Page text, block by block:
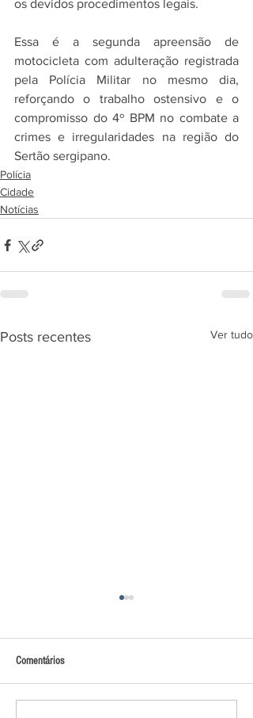
os devidos procedimentos legais.
Essa é a segunda apreensão de
motocicleta com adulteração registrada
pela Polícia Militar no mesmo dia,
reforçando o trabalho ostensivo e o
compromisso do 4º BPM no combate a
crimes e irregularidades na região do
Sertão sergipano.
Polícia
Cidade
Notícias
Posts recentes Ver tudo
Comentários